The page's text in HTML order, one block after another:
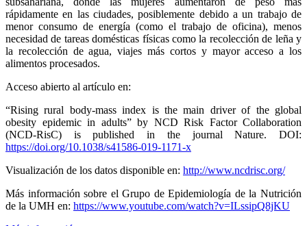
rápidamente en las ciudades, posiblemente debido a un trabajo de
menor consumo de energía (como el trabajo de oficina), menos
necesidad de tareas domésticas físicas como la recolección de leña y
la recolección de agua, viajes más cortos y mayor acceso a los
alimentos procesados.
Acceso abierto al artículo en:
“Rising rural body-mass index is the main driver of the global
obesity epidemic in adults” by NCD Risk Factor Collaboration
(NCD-RisC) is published in the journal Nature. DOI:
https://doi.org/10.1038/s41586-019-1171-x
Visualización de los datos disponible en: http://www.ncdrisc.org/
Más información sobre el Grupo de Epidemiología de la Nutrición
de la UMH en: https://www.youtube.com/watch?v=ILssipQ8jKU